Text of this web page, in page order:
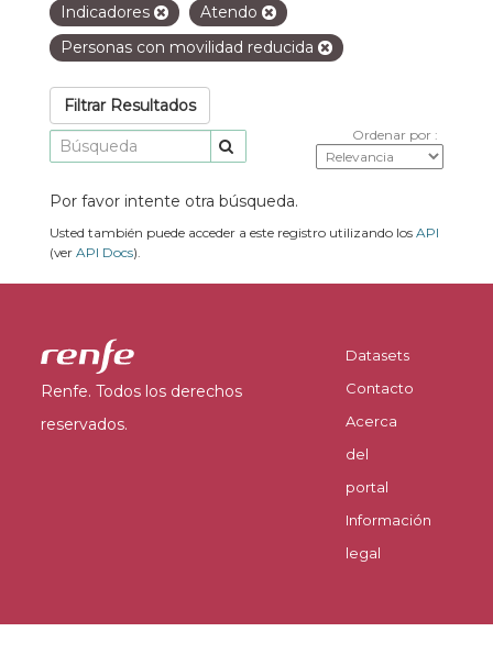
Indicadores
Atendo
Personas con movilidad reducida
Filtrar Resultados
Ordenar por
Por favor intente otra búsqueda.
Usted también puede acceder a este registro utilizando los API
(ver API Docs).
Renfe. Todos los derechos
reservados.
Datasets
Contacto
Acerca
del
portal
Información
legal